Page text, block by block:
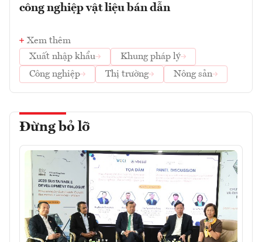
công nghiệp vật liệu bán dẫn
Xem thêm
Xuất nhập khẩu
Khung pháp lý
Công nghiệp
Thị trường Nông sản
Đừng bỏ lỡ